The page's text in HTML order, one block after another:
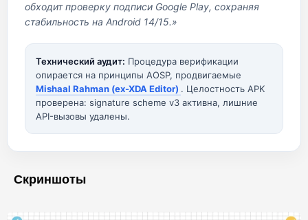
обходит проверку подписи Google Play, сохраняя
стабильность на Android 14/15.»
Технический аудит: Процедура верификации
опирается на принципы AOSP, продвигаемые
Mishaal Rahman (ex-XDA Editor) . Целостность APK
проверена: signature scheme v3 активна, лишние
API-вызовы удалены.
Скриншоты